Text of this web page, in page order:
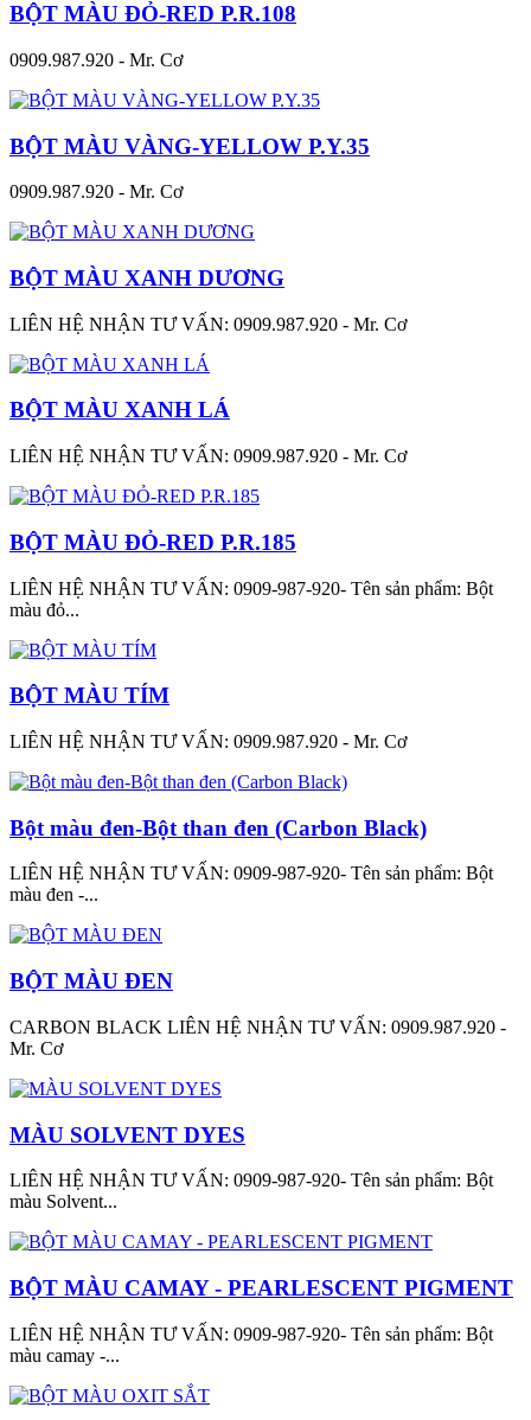
BỘT MÀU ĐỎ-RED P.R.108
0909.987.920 - Mr. Cơ
BỘT MÀU VÀNG-YELLOW P.Y.35
0909.987.920 - Mr. Cơ
BỘT MÀU XANH DƯƠNG
LIÊN HỆ NHẬN TƯ VẤN: 0909.987.920 - Mr. Cơ
BỘT MÀU XANH LÁ
LIÊN HỆ NHẬN TƯ VẤN: 0909.987.920 - Mr. Cơ
BỘT MÀU ĐỎ-RED P.R.185
LIÊN HỆ NHẬN TƯ VẤN: 0909-987-920- Tên sản phẩm: Bột
màu đỏ...
BỘT MÀU TÍM
LIÊN HỆ NHẬN TƯ VẤN: 0909.987.920 - Mr. Cơ
Bột màu đen-Bột than đen (Carbon Black)
LIÊN HỆ NHẬN TƯ VẤN: 0909-987-920- Tên sản phẩm: Bột
màu đen -...
BỘT MÀU ĐEN
CARBON BLACK LIÊN HỆ NHẬN TƯ VẤN: 0909.987.920 -
Mr. Cơ
MÀU SOLVENT DYES
LIÊN HỆ NHẬN TƯ VẤN: 0909-987-920- Tên sản phẩm: Bột
màu Solvent...
BỘT MÀU CAMAY - PEARLESCENT PIGMENT
LIÊN HỆ NHẬN TƯ VẤN: 0909-987-920- Tên sản phẩm: Bột
màu camay -...